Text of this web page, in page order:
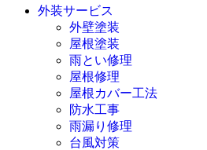
外装サービス
外壁塗装
屋根塗装
雨とい修理
屋根修理
屋根カバー工法
防水工事
雨漏り修理
台風対策